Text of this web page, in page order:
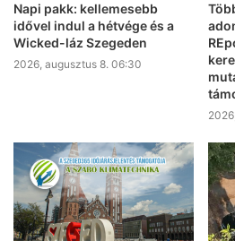
Napi pakk: kellemesebb
idővel indul a hétvége és a
Wicked-láz Szegeden
2026, augusztus 8. 06:30